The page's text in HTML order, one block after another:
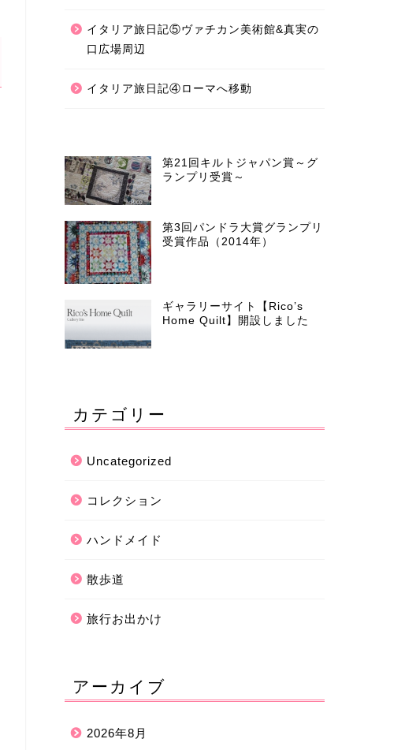
イタリア旅日記⑤ヴァチカン美術館&真実の
口広場周辺
イタリア旅日記④ローマへ移動
第21回キルトジャパン賞～グ
ランプリ受賞～
第3回パンドラ大賞グランプリ
受賞作品（2014年）
ギャラリーサイト【Rico’s
Home Quilt】開設しました
カテゴリー
Uncategorized
コレクション
ハンドメイド
散歩道
旅行お出かけ
アーカイブ
2026年8月